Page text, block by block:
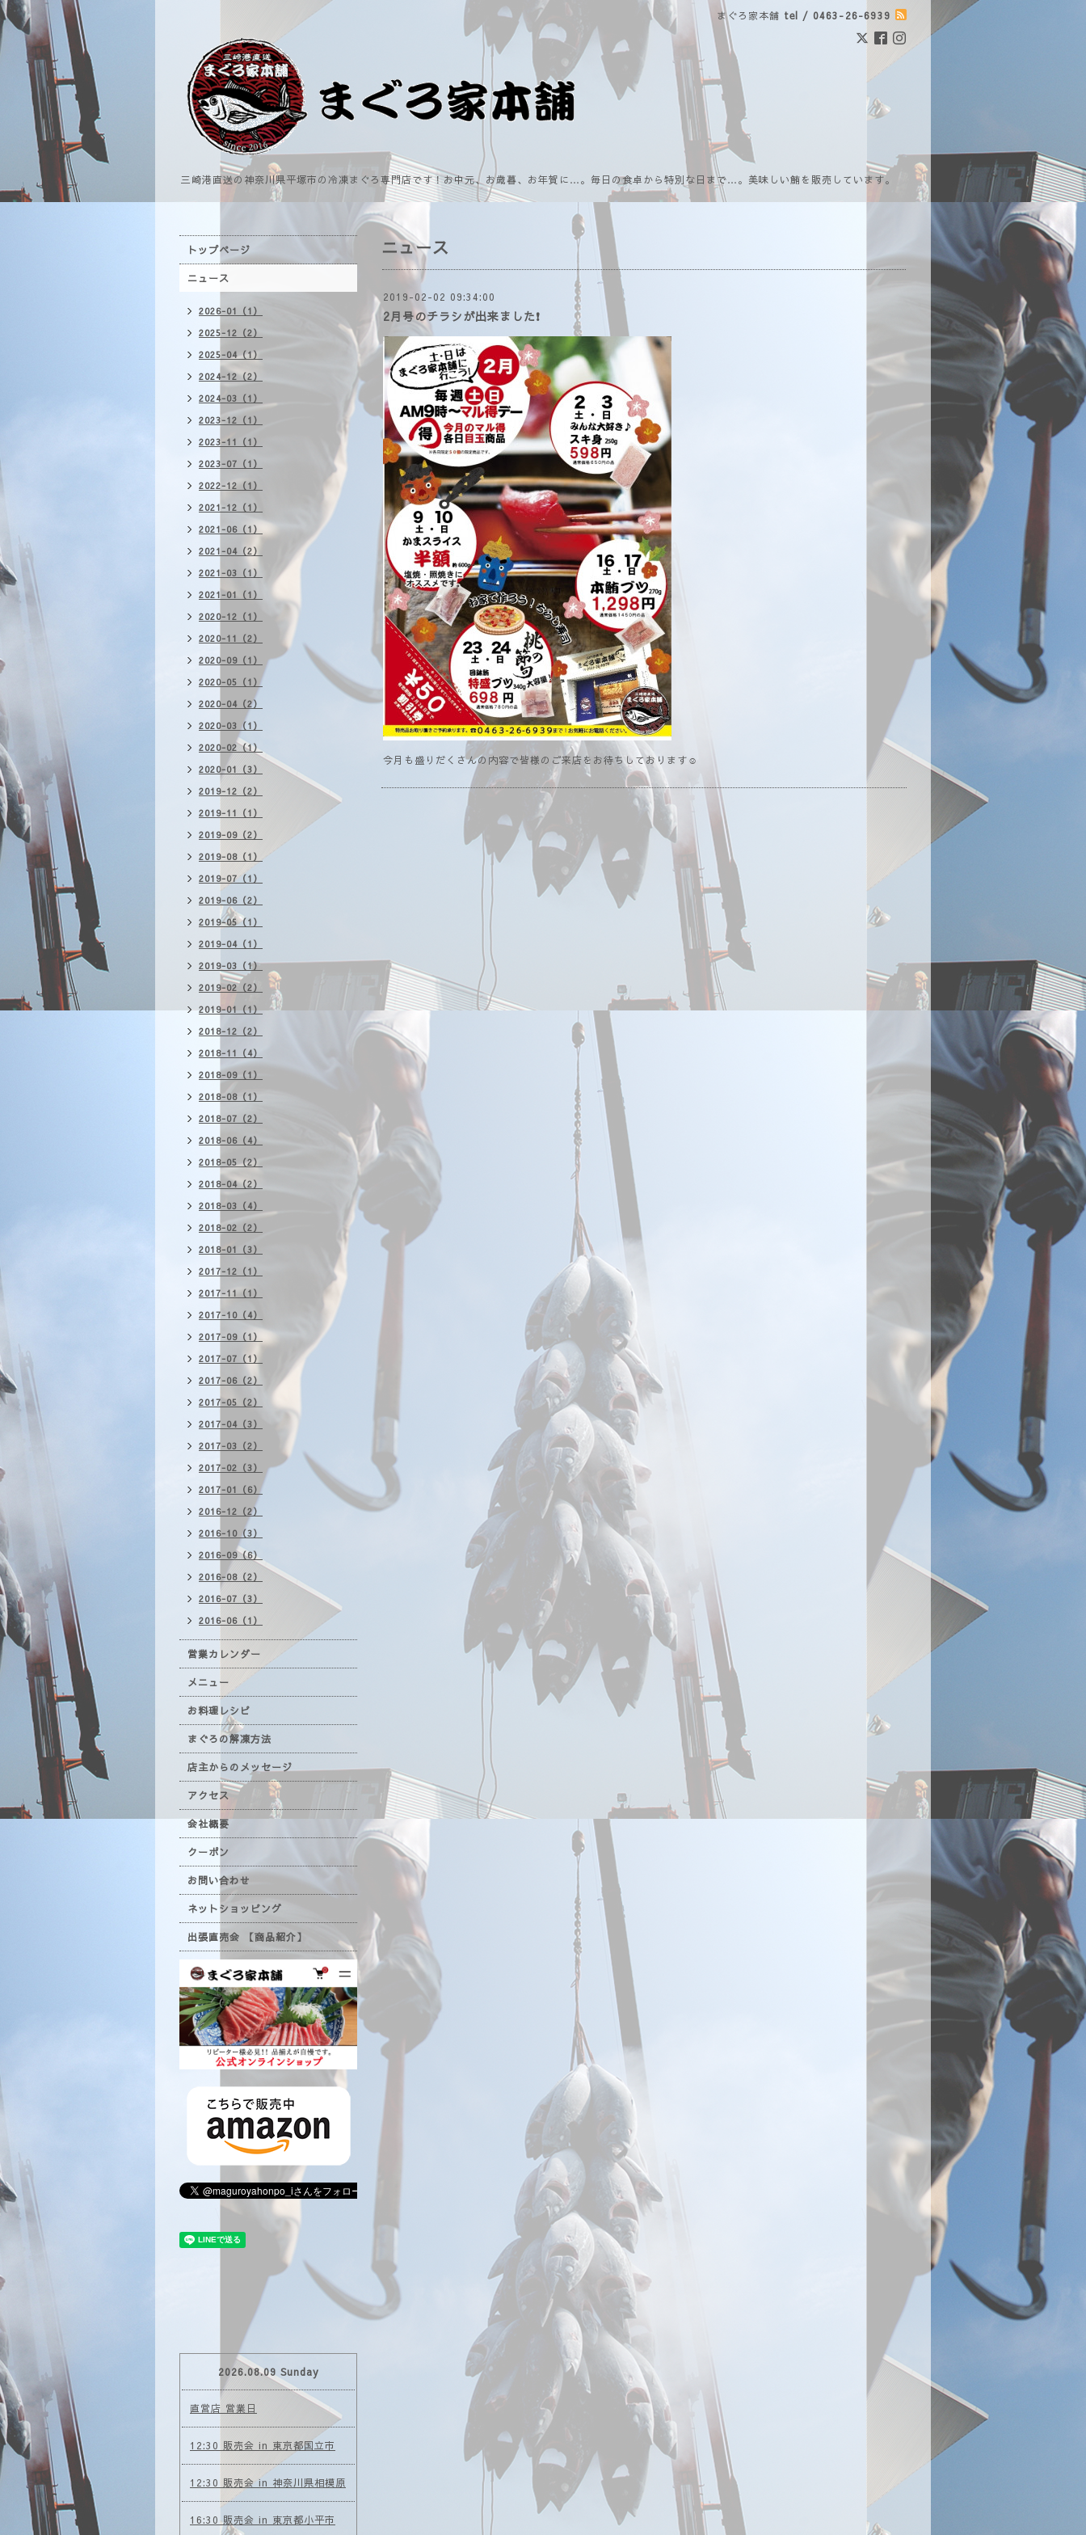
まぐろ家本舗 tel / 0463-26-6939
三崎港直送の神奈川県平塚市の冷凍まぐろ専門店です！お中元、お歳暮、お年賀に…。毎日の食卓から特別な日まで…。美味しい鮪を販売しています。
ニュース
2019-02-02 09:34:00
2月号のチラシが出来ました❗
今月も盛りだくさんの内容で皆様のご来店をお待ちしております☺️
トップページ
ニュース
2026-01（1）
2025-12（2）
2025-04（1）
2024-12（2）
2024-03（1）
2023-12（1）
2023-11（1）
2023-07（1）
2022-12（1）
2021-12（1）
2021-06（1）
2021-04（2）
2021-03（1）
2021-01（1）
2020-12（1）
2020-11（2）
2020-09（1）
2020-05（1）
2020-04（2）
2020-03（1）
2020-02（1）
2020-01（3）
2019-12（2）
2019-11（1）
2019-09（2）
2019-08（1）
2019-07（1）
2019-06（2）
2019-05（1）
2019-04（1）
2019-03（1）
2019-02（2）
2019-01（1）
2018-12（2）
2018-11（4）
2018-09（1）
2018-08（1）
2018-07（2）
2018-06（4）
2018-05（2）
2018-04（2）
2018-03（4）
2018-02（2）
2018-01（3）
2017-12（1）
2017-11（1）
2017-10（4）
2017-09（1）
2017-07（1）
2017-06（2）
2017-05（2）
2017-04（3）
2017-03（2）
2017-02（3）
2017-01（6）
2016-12（2）
2016-10（3）
2016-09（6）
2016-08（2）
2016-07（3）
2016-06（1）
営業カレンダー
メニュー
お料理レシピ
まぐろの解凍方法
店主からのメッセージ
アクセス
会社概要
クーポン
お問い合わせ
ネットショッピング
出張直売会 【商品紹介】
2026.08.09 Sunday
直営店 営業日
12:30 販売会 in 東京都国立市
12:30 販売会 in 神奈川県相模原
16:30 販売会 in 東京都小平市